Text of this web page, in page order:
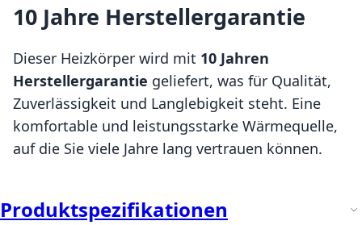
10 Jahre Herstellergarantie
Dieser Heizkörper wird mit 10 Jahren
Herstellergarantie geliefert, was für Qualität,
Zuverlässigkeit und Langlebigkeit steht. Eine
komfortable und leistungsstarke Wärmequelle,
auf die Sie viele Jahre lang vertrauen können.
Produktspezifikationen